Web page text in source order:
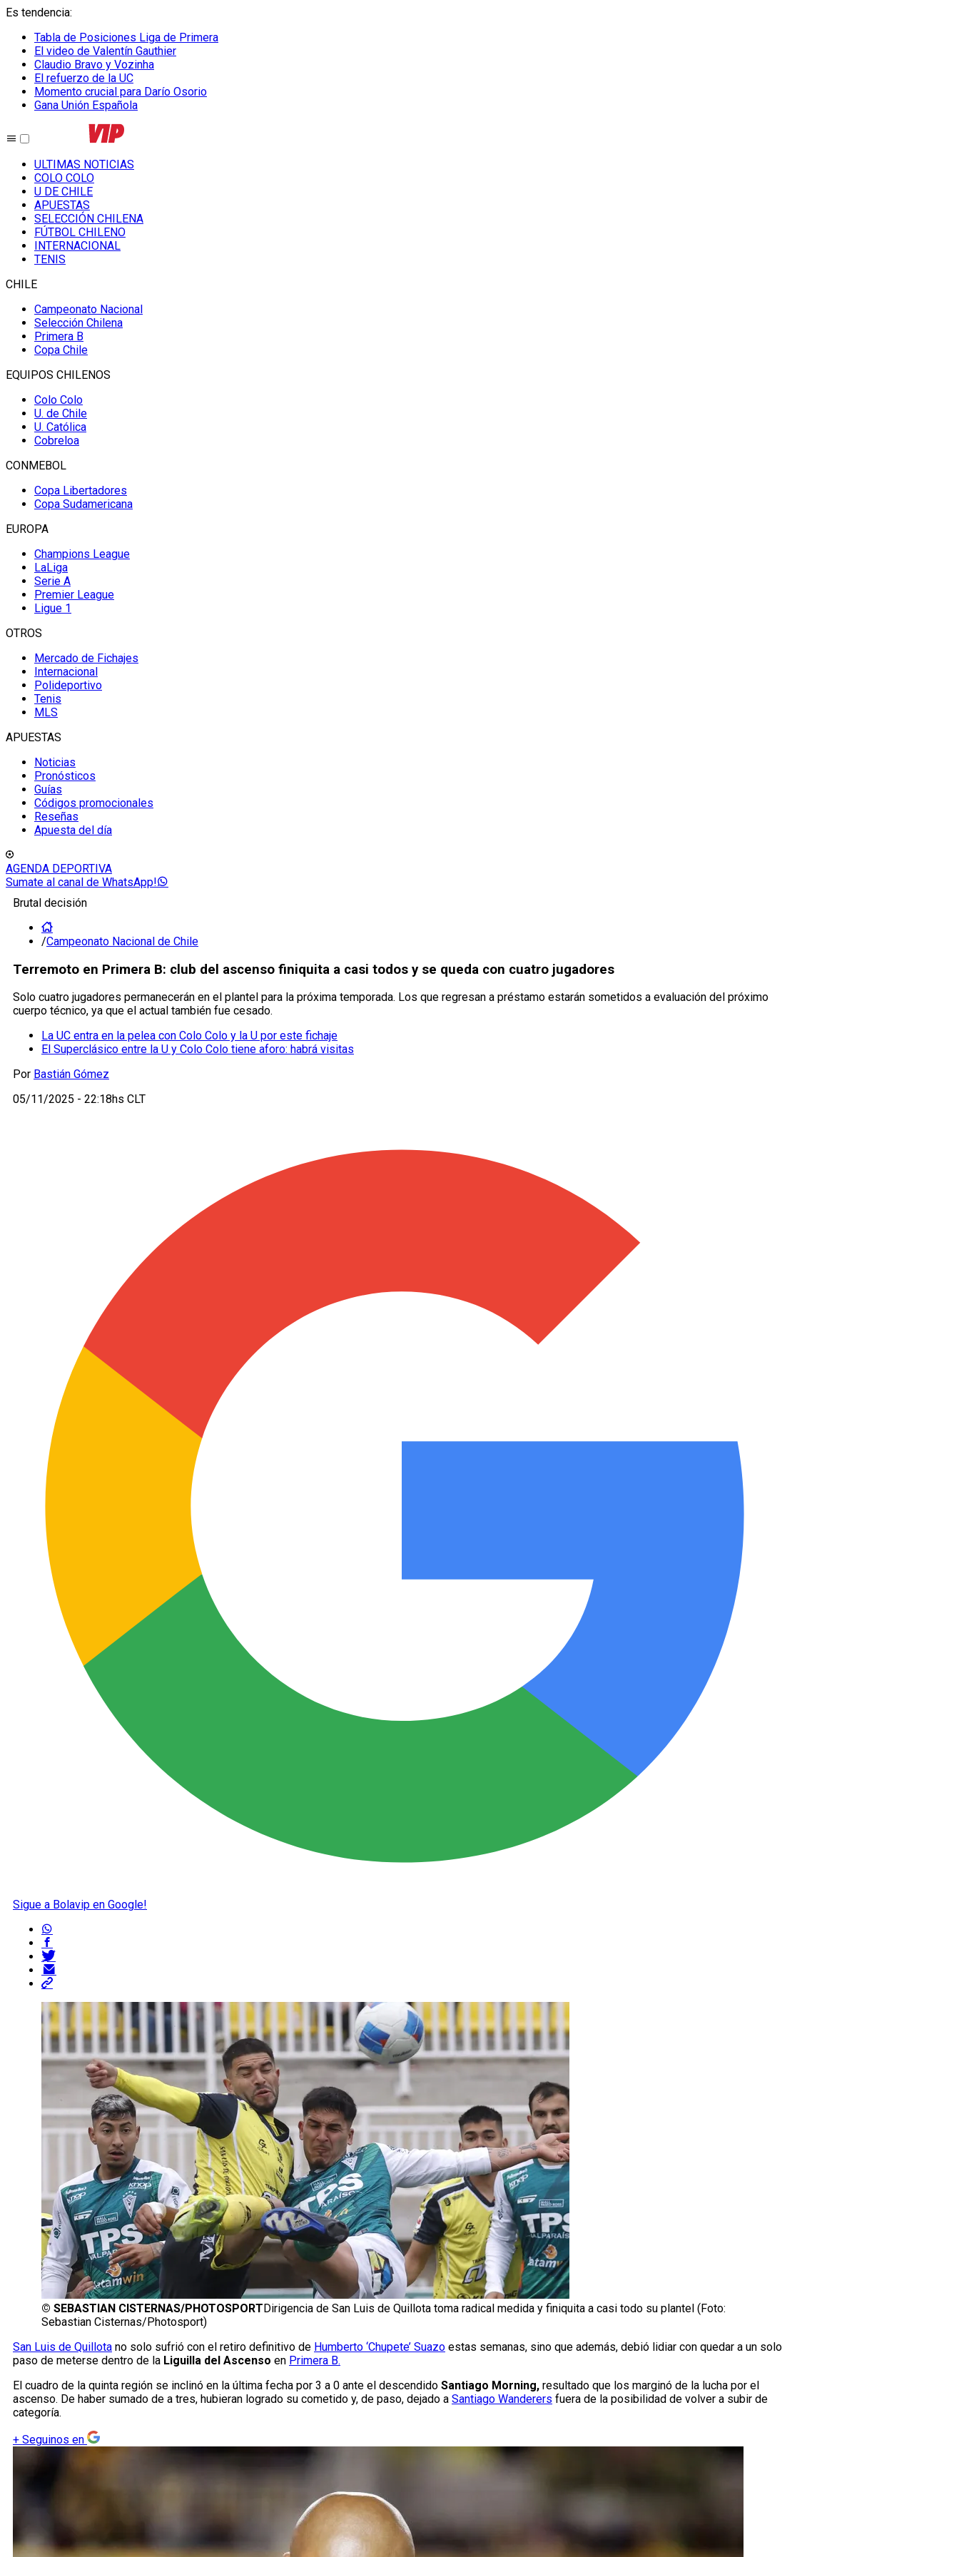
Es tendencia:
Tabla de Posiciones Liga de Primera
El video de Valentín Gauthier
Claudio Bravo y Vozinha
El refuerzo de la UC
Momento crucial para Darío Osorio
Gana Unión Española
ULTIMAS NOTICIAS
COLO COLO
U DE CHILE
APUESTAS
SELECCIÓN CHILENA
FÚTBOL CHILENO
INTERNACIONAL
TENIS
CHILE
Campeonato Nacional
Selección Chilena
Primera B
Copa Chile
EQUIPOS CHILENOS
Colo Colo
U. de Chile
U. Católica
Cobreloa
CONMEBOL
Copa Libertadores
Copa Sudamericana
EUROPA
Champions League
LaLiga
Serie A
Premier League
Ligue 1
OTROS
Mercado de Fichajes
Internacional
Polideportivo
Tenis
MLS
APUESTAS
Noticias
Pronósticos
Guías
Códigos promocionales
Reseñas
Apuesta del día
AGENDA DEPORTIVA
Sumate al canal de WhatsApp!
Brutal decisión
/Campeonato Nacional de Chile
Terremoto en Primera B: club del ascenso finiquita a casi todos y se queda con cuatro jugadores
Solo cuatro jugadores permanecerán en el plantel para la próxima temporada. Los que regresan a préstamo estarán sometidos a evaluación del próximo
cuerpo técnico, ya que el actual también fue cesado.
La UC entra en la pelea con Colo Colo y la U por este fichaje
El Superclásico entre la U y Colo Colo tiene aforo: habrá visitas
Por Bastián Gómez
05/11/2025 - 22:18hs CLT
Sigue a Bolavip en Google!
© SEBASTIAN CISTERNAS/PHOTOSPORT Dirigencia de San Luis de Quillota toma radical medida y finiquita a casi todo su plantel (Foto:
Sebastian Cisternas/Photosport)
San Luis de Quillota no solo sufrió con el retiro definitivo de Humberto ‘Chupete’ Suazo estas semanas, sino que además, debió lidiar con quedar a un solo
paso de meterse dentro de la Liguilla del Ascenso en Primera B.
El cuadro de la quinta región se inclinó en la última fecha por 3 a 0 ante el descendido Santiago Morning, resultado que los marginó de la lucha por el
ascenso. De haber sumado de a tres, hubieran logrado su cometido y, de paso, dejado a Santiago Wanderers fuera de la posibilidad de volver a subir de
categoría.
+ Seguinos en